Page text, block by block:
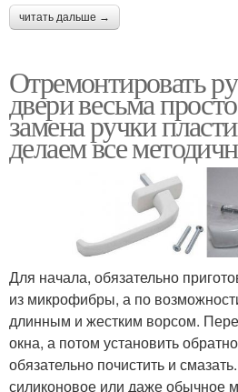
читать дальше →
Отремонтировать
двери весьма
замена ручки
делаем все
Для начала, обязательно
из микрофибры, а по
длинным и жестким ворсом.
окна, а потом установить
обязательно почистить и
силиконовое или даже обычное